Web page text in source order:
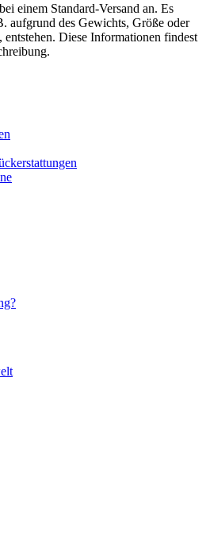
einem Standard-Versand an. Es
aufgrund des Gewichts, Größe oder
entstehen. Diese Informationen findest